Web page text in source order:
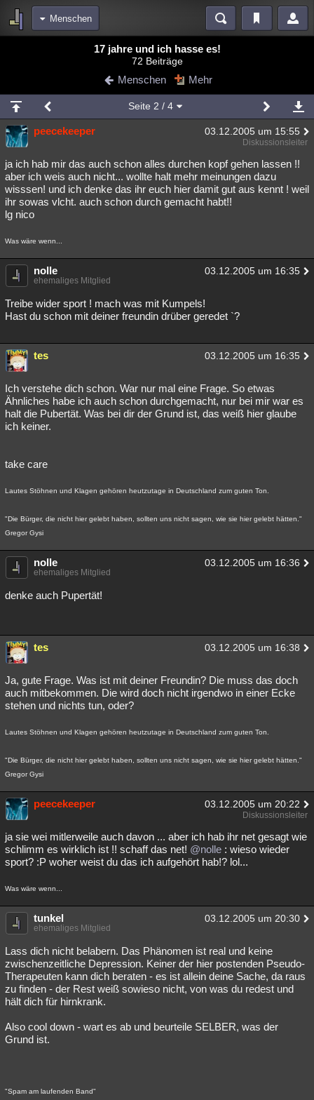
Menschen
Blogs
Chat Wiki Neuigkeiten
meine Rubriken
Menschen Wissenschaft Mystery Kriminalfälle
Spiritualität Verschwörungen Technologie Ufologie
Natur Umfragen Unterhaltung
weitere Rubriken
Astronomie Helpdesk Gruppen Gaming Filme
Musik Clash Verbesserungen
Übersichten
Lesenswert
17 jahre und ich hasse es!
72 Beiträge
Menschen Mehr
Seite 2 / 4
peecekeeper 03.12.2005 um 15:55
Diskussionsleiter
ja ich hab mir das auch schon alles durchen kopf gehen lassen !!
aber ich weis auch nicht... wollte halt mehr meinungen dazu
wisssen! und ich denke das ihr euch hier damit gut aus kennt ! weil
ihr sowas vlcht. auch schon durch gemacht habt!!
lg nico
Was wäre wenn...
nolle 03.12.2005 um 16:35
ehemaliges Mitglied
Treibe wider sport ! mach was mit Kumpels!
Hast du schon mit deiner freundin drüber geredet `?
tes 03.12.2005 um 16:35
Ich verstehe dich schon. War nur mal eine Frage. So etwas
Ähnliches habe ich auch schon durchgemacht, nur bei mir war es
halt die Pubertät. Was bei dir der Grund ist, das weiß hier glaube
ich keiner.
take care
Lautes Stöhnen und Klagen gehören heutzutage in Deutschland zum guten Ton.
"Die Bürger, die nicht hier gelebt haben, sollten uns nicht sagen, wie sie hier gelebt hätten."
Gregor Gysi
nolle 03.12.2005 um 16:36
ehemaliges Mitglied
denke auch Pupertät!
tes 03.12.2005 um 16:38
Ja, gute Frage. Was ist mit deiner Freundin? Die muss das doch
auch mitbekommen. Die wird doch nicht irgendwo in einer Ecke
stehen und nichts tun, oder?
Lautes Stöhnen und Klagen gehören heutzutage in Deutschland zum guten Ton.
"Die Bürger, die nicht hier gelebt haben, sollten uns nicht sagen, wie sie hier gelebt hätten."
Gregor Gysi
peecekeeper 03.12.2005 um 20:22
Diskussionsleiter
ja sie wei mitlerweile auch davon ... aber ich hab ihr net gesagt wie
schlimm es wirklich ist !! schaff das net! @nolle : wieso wieder
sport? :P woher weist du das ich aufgehört hab!? lol...
Was wäre wenn...
tunkel 03.12.2005 um 20:30
ehemaliges Mitglied
Lass dich nicht belabern. Das Phänomen ist real und keine
zwischenzeitliche Depression. Keiner der hier postenden Pseudo-
Therapeuten kann dich beraten - es ist allein deine Sache, da raus
zu finden - der Rest weiß sowieso nicht, von was du redest und
hält dich für hirnkrank.
Also cool down - wart es ab und beurteile SELBER, was der
Grund ist.
"Spam am laufenden Band"